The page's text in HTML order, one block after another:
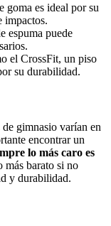
goma es ideal por su
impactos.
espuma puede
el CrossFit, un piso
su durabilidad.
gimnasio varían en
encontrar un
lo más caro es
más barato si no
y durabilidad.